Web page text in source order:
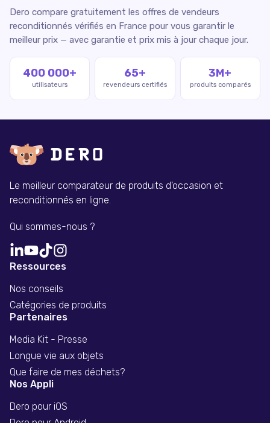
Dero compare gratuitement les offres de vendeurs
reconditionnés vérifiés en France pour vous garantir le
meilleur prix — avec garantie et prix mis à jour chaque jour.
400 000+
utilisateurs
65+
revendeurs certifiés
3M+
produits comparés
Le meilleur comparateur de produits d'occasion et
reconditionnés en ligne.
Qui sommes-nous ?
Ressources
Nos conseils
Catégories de produits
Partenaires
Media Kit - Presse
Longue vie aux objets
Que faire de mes déchets?
Nos Appli
Dero pour iOS